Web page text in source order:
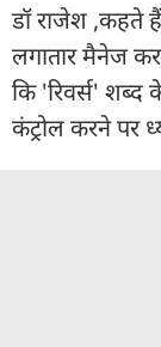
डॉ राजेश ,कहते हैं
लगातार मैनेज
कि 'रिवर्स'
कंट्रोल करने पर